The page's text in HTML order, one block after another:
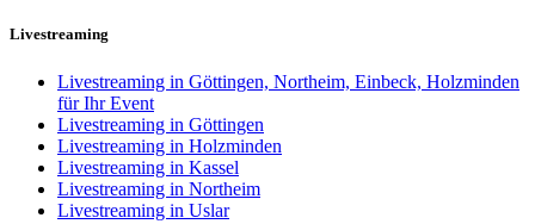
Livestreaming
Livestreaming in Göttingen, Northeim, Einbeck, Holzminden
für Ihr Event
Livestreaming in Göttingen
Livestreaming in Holzminden
Livestreaming in Kassel
Livestreaming in Northeim
Livestreaming in Uslar